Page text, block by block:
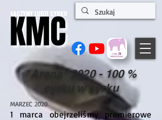
KMC
KMC
ŁĄCZYMY LUDZI CYRKU
"Arena"2020 - 100%
cyrku w cyrku
MARZEC 2020
1 marca obejrzeliśmy premierowe